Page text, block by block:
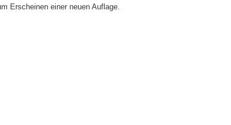
Erscheinen einer neuen Auflage.